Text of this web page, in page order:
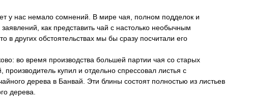
у нас немало сомнений. В мире чая, полном подделок и
как представить чай с настолько необычным
в других обстоятельствах мы бы сразу посчитали его
во время производства большей партии чая со старых
производитель купил и отдельно спрессовал листья с
дерева в Банвай. Эти блины состоят полностью из листьев
дерева.